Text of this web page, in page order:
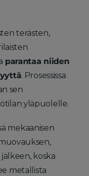
terästen,
parantaa niiden
. Prosessissa
sen
yläpuolelle.
mekaanisen
koska
metallista